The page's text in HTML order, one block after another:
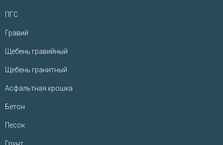
ПГС
Гравий
Щебень гравийный
Щебень гранитный
Асфальтная крошка
Бетон
Песок